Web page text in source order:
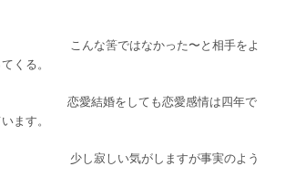
はなかった〜と相手をよ
くる。
しても恋愛感情は四年で
ます。
気がしますが事実のよう